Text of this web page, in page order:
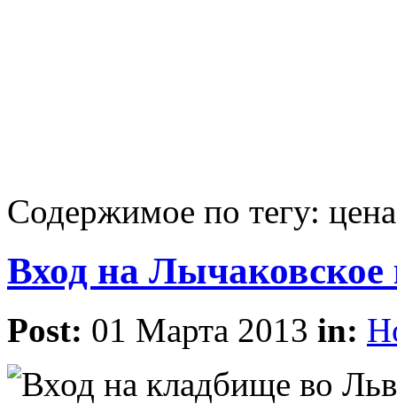
Содержимое по тегу:
Вход на
Post: 01 Марта 2013 in: